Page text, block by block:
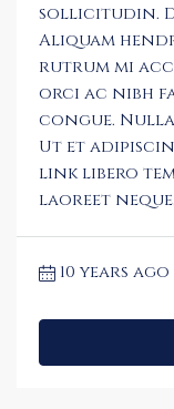
sollicitudin.
Aliquam
rutrum mi
orci ac nibh
congue.
Ut et
link libero
laoreet neque,
10 years ago